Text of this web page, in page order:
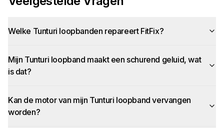
Welke Tunturi loopbanden repareert FitFix?
Mijn Tunturi loopband maakt een schurend geluid, wat
is dat?
Kan de motor van mijn Tunturi loopband vervangen
worden?